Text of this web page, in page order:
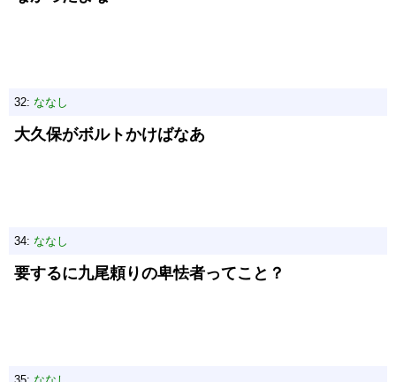
32: ななし
大久保がボルトかけばなあ
34: ななし
要するに九尾頼りの卑怯者ってこと？